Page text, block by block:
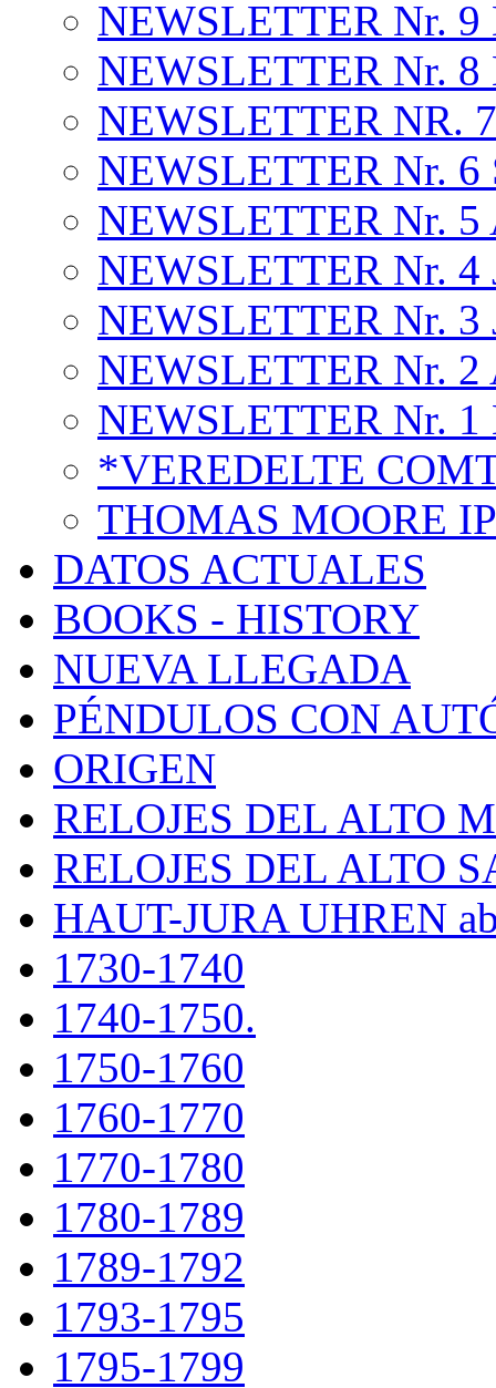
NEWSLETTER Nr.
NEWSLETTER Nr.
NEWSLETTER NR.
NEWSLETTER Nr. 6
NEWSLETTER Nr. 5
NEWSLETTER Nr. 4
NEWSLETTER Nr. 3
NEWSLETTER Nr.
NEWSLETTER Nr. 1
*VEREDELTE
THOMAS MOORE
DATOS ACTUALES
BOOKS - HISTORY
NUEVA LLEGADA
PÉNDULOS CON
ORIGEN
RELOJES DEL ALTO
RELOJES DEL ALTO
HAUT-JURA UHREN
1730-1740
1740-1750.
1750-1760
1760-1770
1770-1780
1780-1789
1789-1792
1793-1795
1795-1799